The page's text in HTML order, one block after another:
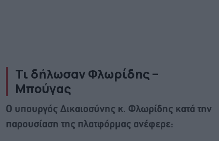
Τι δήλωσαν Φλωρίδης –
Μπούγας
Ο υπουργός Δικαιοσύνης κ. Φλωρίδης κατά την
παρουσίαση της πλατφόρμας ανέφερε: